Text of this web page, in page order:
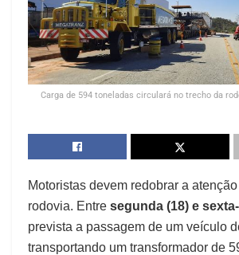
Carga de 594 toneladas circulará no trecho da
Motoristas devem redobrar a
rodovia. Entre segunda (18) e
prevista a passagem de um veículo
transportando um transformador de